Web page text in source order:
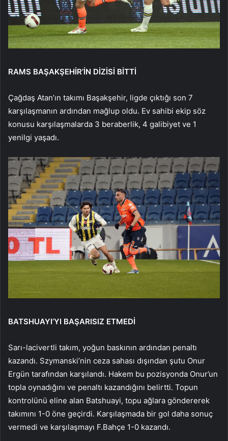
RAMS BAŞAKŞEHİR’İN DİZİSİ BİTTİ
Çağdaş Atan’ın takımı Başakşehir, ligde çıktığı son 7
karşılaşmanın ardından mağlup oldu. Ev sahibi ekip söz
konusu karşılaşmalarda 3 beraberlik, 4 galibiyet ve 1
yenilgi yaşadı.
BATSHUAYI’YI BAŞARISIZ ETMEDİ
Sarı-lacivertli takım, yoğun baskının ardından penaltı
kazandı. Szymanski’nin ceza sahası dışından şutu Onur
Ergün tarafından karşılandı. Hakem bu pozisyonda Onur’un
topla oynadığını ve penaltı kazandığını belirtti. Topun
kontrolünü eline alan Batshuayi, topu ağlara göndererek
takımını 1-0 öne geçirdi. Karşılaşmada bir gol daha sonuç
vermedi ve karşılaşmayı F.Bahçe 1-0 kazandı.